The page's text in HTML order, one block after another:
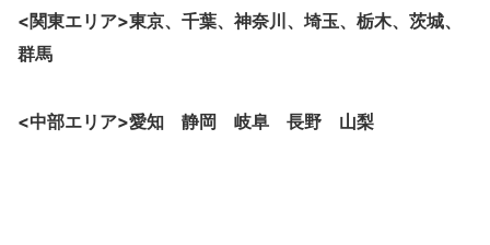
<関東エリア>東京、千葉、神奈川、埼玉、栃木、茨城、
群馬
<中部エリア>愛知 静岡 岐阜 長野 山梨